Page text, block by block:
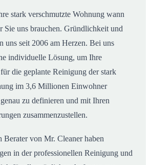
stark verschmutzte Wohnung wann
Sie uns brauchen. Gründlichkeit und
uns seit 2006 am Herzen. Bei uns
individuelle Lösung, um Ihre
die geplante Reinigung der stark
im 3,6 Millionen Einwohner
zu definieren und mit Ihren
zusammenzustellen.
Berater von Mr. Cleaner haben
in der professionellen Reinigung und